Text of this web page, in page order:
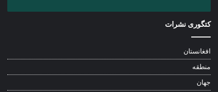
کتگوری نشرات
افغانستان
منطقه
جهان